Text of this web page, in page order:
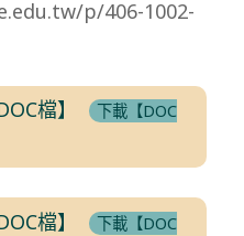
p/406-1002-
檔】
下載【DOC
檔】
下載【DOC